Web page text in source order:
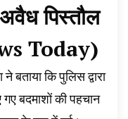
अवैध पिस्तौल
Today)
बताया कि पुलिस द्वारा
बदमाशों की पहचान